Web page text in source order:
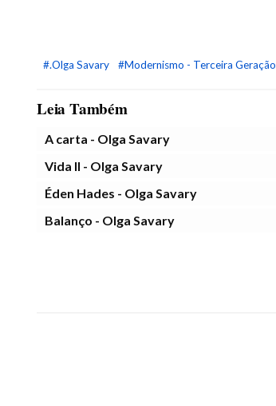
#.Olga Savary #Modernismo - Terceira Geração
Leia Também
A carta - Olga Savary
Vida II - Olga Savary
Éden Hades - Olga Savary
Balanço - Olga Savary